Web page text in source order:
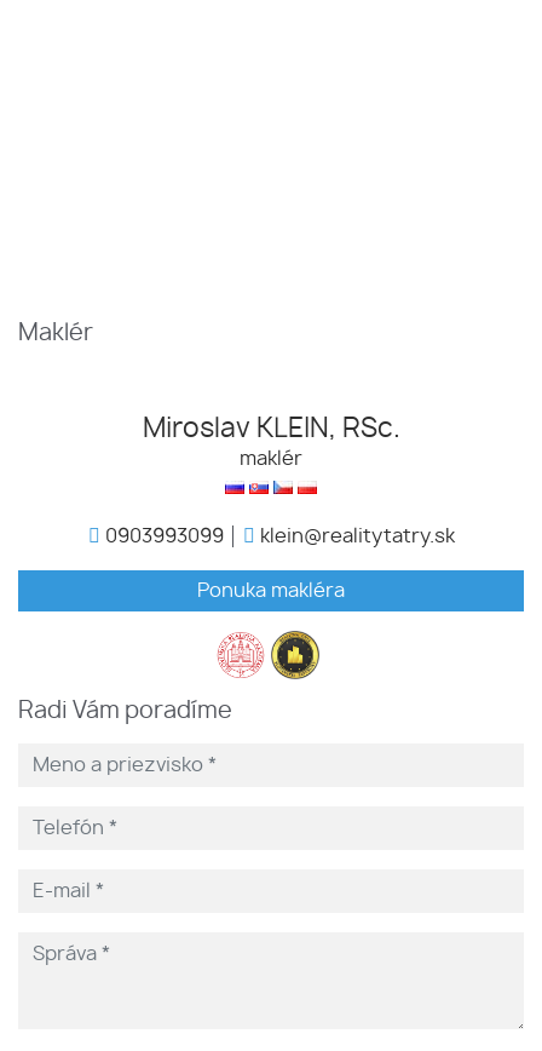
Maklér
Miroslav KLEIN, RSc.
maklér
0903993099 klein@realitytatry.sk
Ponuka makléra
Radi Vám poradíme